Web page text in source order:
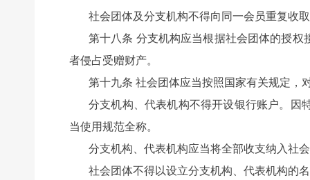
社会团体及分支机构不得向同一会员重复收
第十八条 分支机构应当根据社会团体的授
者侵占受赠财产。
第十九条 社会团体应当按照国家有关规定，
分支机构、代表机构不得开设银行账户。因
当使用规范全称。
分支机构、代表机构应当将全部收支纳入社
社会团体不得以设立分支机构、代表机构的